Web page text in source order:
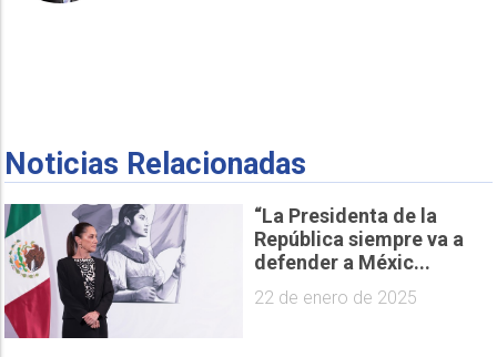
Noticias Relacionadas
“La Presidenta de la
República siempre va a
defender a Méxic...
22 de enero de 2025